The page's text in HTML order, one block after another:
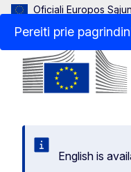
Pereiti prie
Oficiali Europos
English is